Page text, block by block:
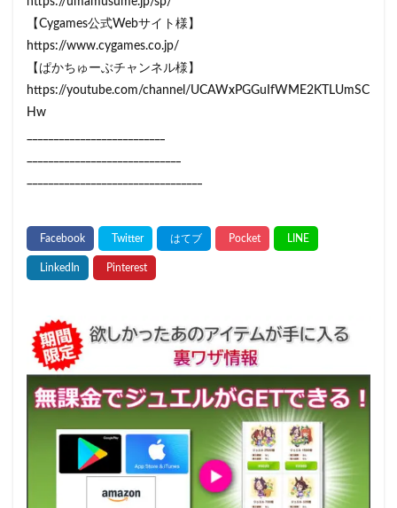
【Cygames公式Webサイト様】
https://www.cygames.co.jp/
【ぱかちゅーぶチャンネル様】
https://youtube.com/channel/UCAWxPGGuIfWME2KTLUmSC
Hw